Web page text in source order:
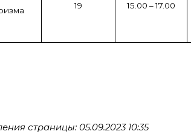
19 15.00 – 17.00
страницы: 05.09.2023 10:35